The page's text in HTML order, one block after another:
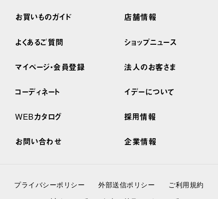
お買いものガイド
よくあるご質問
マイページ・会員登録
コーディネート
WEBカタログ
お問い合わせ
店舗情報
ショップニュース
法人のお客さま
イデーについて
採用情報
企業情報
プライバシーポリシー 外部送信ポリシー
ご利用規約